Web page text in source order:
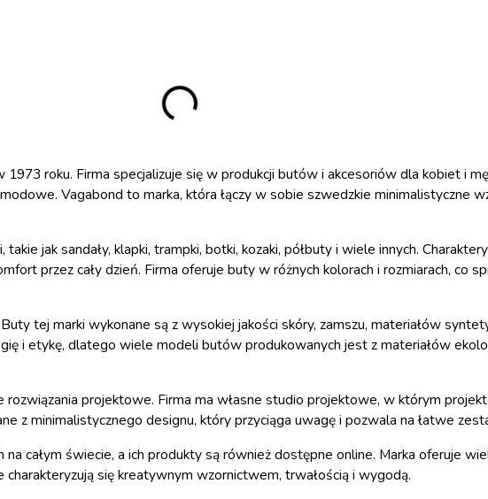
roku. Firma specjalizuje się w produkcji butów i akcesoriów dla kobiet i
Vagabond to marka, która łączy w sobie szwedzkie minimalistyczne
jak sandały, klapki, trampki, botki, kozaki, półbuty i wiele innych.
przez cały dzień. Firma oferuje buty w różnych kolorach i rozmiarach, co
tej marki wykonane są z wysokiej jakości skóry, zamszu, materiałów
i etykę, dlatego wiele modeli butów produkowanych jest z materiałów
projektowe. Firma ma własne studio projektowe, w którym
z minimalistycznego designu, który przyciąga uwagę i pozwala na łatwe
całym świecie, a ich produkty są również dostępne online. Marka oferuje
się kreatywnym wzornictwem, trwałością i wygodą.